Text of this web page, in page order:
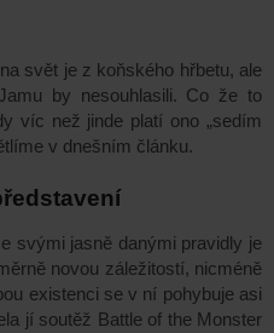
svět je z koňského hřbetu, ale
by nesouhlasili. Co že to
víc než jinde platí ono „sedím
v dnešním článku.
svými jasně danými pravidly je
novou záležitostí, nicméně
existenci se v ní pohybuje asi
jí soutěž Battle of the Monster